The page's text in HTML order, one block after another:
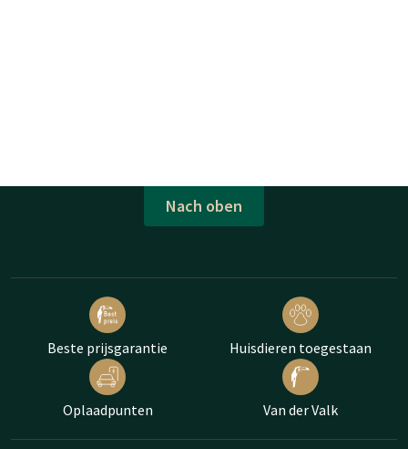
Nach oben
Beste prijsgarantie Huisdieren toegestaan
Oplaadpunten Van der Valk